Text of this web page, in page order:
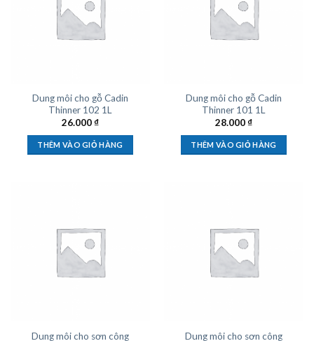
Dung môi cho gỗ Cadin
Thinner 102 1L
26.000₫
THÊM VÀO GIỎ HÀNG
Dung môi cho gỗ Cadin
Thinner 101 1L
28.000₫
THÊM VÀO GIỎ HÀNG
Dung môi cho sơn công
Dung môi cho sơn công